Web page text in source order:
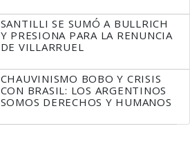
SANTILLI SE SUMÓ A BULLRICH
Y PRESIONA PARA LA RENUNCIA
DE VILLARRUEL
CHAUVINISMO BOBO Y CRISIS
CON BRASIL: LOS ARGENTINOS
SOMOS DERECHOS Y HUMANOS